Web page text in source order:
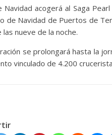
Navidad acogerá al Saga
de Navidad de Puertos de
nueve de la noche.
se prolongará hasta la
vinculado de 4.200